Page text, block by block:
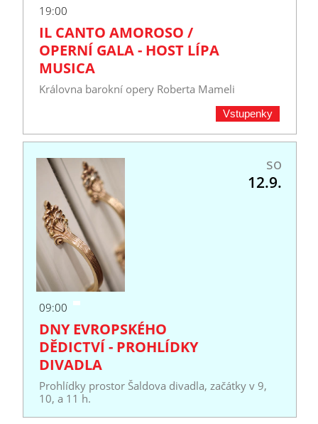
19:00
IL CANTO AMOROSO /
OPERNÍ GALA - HOST LÍPA
MUSICA
Královna barokní opery Roberta Mameli
Vstupenky
so
12.9.
09:00
DNY EVROPSKÉHO
DĚDICTVÍ - PROHLÍDKY
DIVADLA
Prohlídky prostor Šaldova divadla, začátky v 9,
10, a 11 h.